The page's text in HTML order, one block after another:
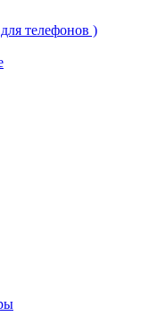
телефонов )